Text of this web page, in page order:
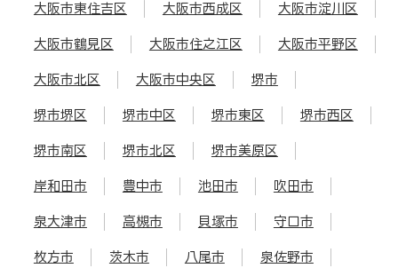
大阪市東住吉区 大阪市西成区 大阪市淀川区
大阪市鶴見区 大阪市住之江区 大阪市平野区
大阪市北区 大阪市中央区 堺市
堺市堺区 堺市中区 堺市東区 堺市西区
堺市南区 堺市北区 堺市美原区
岸和田市 豊中市 池田市 吹田市
泉大津市 高槻市 貝塚市 守口市
枚方市 茨木市 八尾市 泉佐野市